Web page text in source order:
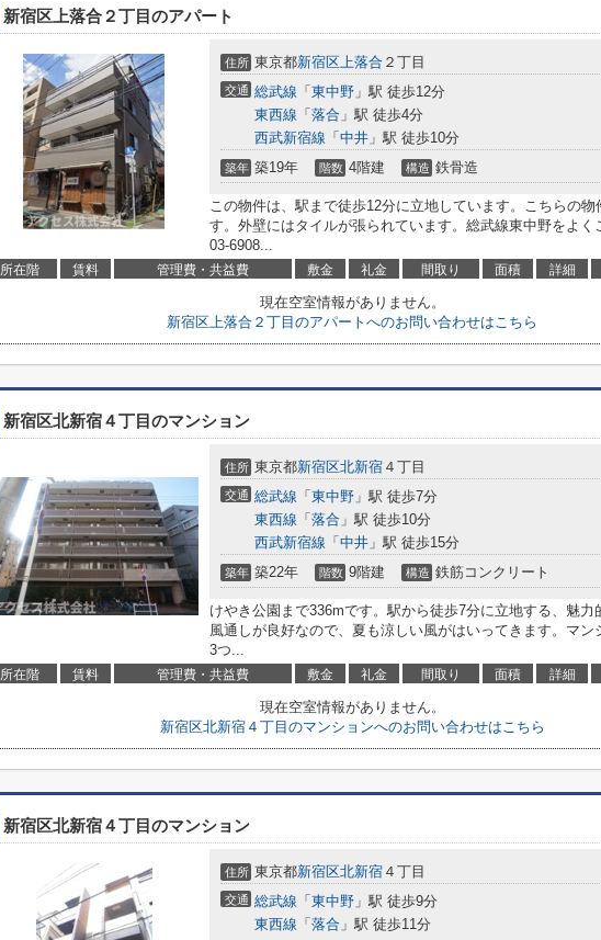
新宿区上落合２丁目のアパート
住所 東京都新宿区上落合 ２丁目
交通 総武線 「 東中野 」駅 徒歩12分
東西線 「 落合 」駅 徒歩4分
西武新宿線 「 中井 」駅 徒歩10分
築年 築19年 階数 4階建 構造 鉄骨造
この物件は、駅まで徒歩12分に立地しています。こちらの物
す。外壁にはタイルが張られています。総武線東中野をよく
03-6908...
所在階 賃料 管理費・共益費 敷金 礼金 間取り 面積 詳細
現在空室情報がありません。
新宿区上落合２丁目のアパートへのお問い合わせはこちら
新宿区北新宿４丁目のマンション
住所 東京都新宿区北新宿 ４丁目
交通 総武線 「 東中野 」駅 徒歩7分
東西線 「 落合 」駅 徒歩10分
西武新宿線 「 中井 」駅 徒歩15分
築年 築22年 階数 9階建 構造 鉄筋コンクリート
けやき公園まで336mです。駅から徒歩7分に立地する、魅力
風通しが良好なので、夏も涼しい風がはいってきます。マン
3つ...
所在階 賃料 管理費・共益費 敷金 礼金 間取り 面積 詳細
現在空室情報がありません。
新宿区北新宿４丁目のマンションへのお問い合わせはこちら
新宿区北新宿４丁目のマンション
住所 東京都新宿区北新宿 ４丁目
交通 総武線 「 東中野 」駅 徒歩9分
東西線 「 落合 」駅 徒歩11分